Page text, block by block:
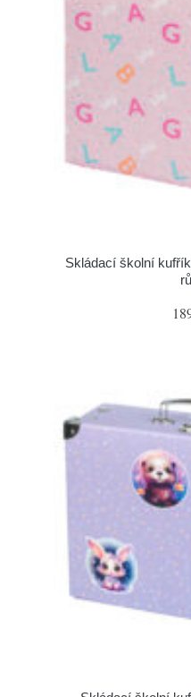
Skládací školní